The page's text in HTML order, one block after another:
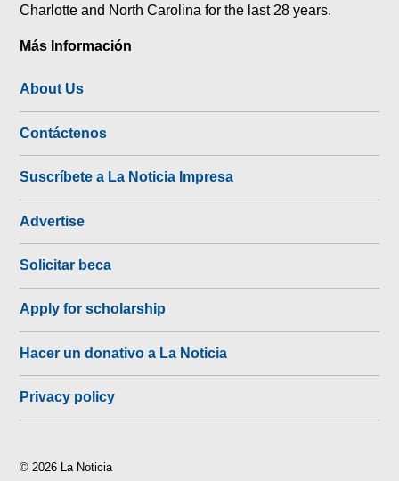
Charlotte and North Carolina for the last 28 years.
Más Información
About Us
Contáctenos
Suscríbete a La Noticia Impresa
Advertise
Solicitar beca
Apply for scholarship
Hacer un donativo a La Noticia
Privacy policy
© 2026 La Noticia